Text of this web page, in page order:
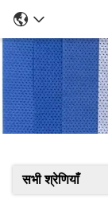
सभी श्रेणियाँ